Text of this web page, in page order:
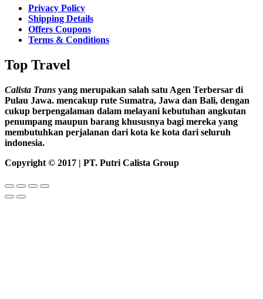
Privacy Policy
Shipping Details
Offers Coupons
Terms & Conditions
Top Travel
Calista Trans yang merupakan salah satu Agen Terbersar di
Pulau Jawa. mencakup rute Sumatra, Jawa dan Bali, dengan
cukup berpengalaman dalam melayani kebutuhan angkutan
penumpang maupun barang khususnya bagi mereka yang
membutuhkan perjalanan dari kota ke kota dari seluruh
indonesia.
Copyright © 2017 | PT. Putri Calista Group